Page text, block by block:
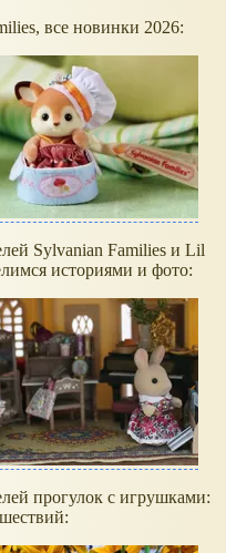
все новинки 2026:
Sylvanian Families и Lil
историями и фото:
прогулок с игрушками: